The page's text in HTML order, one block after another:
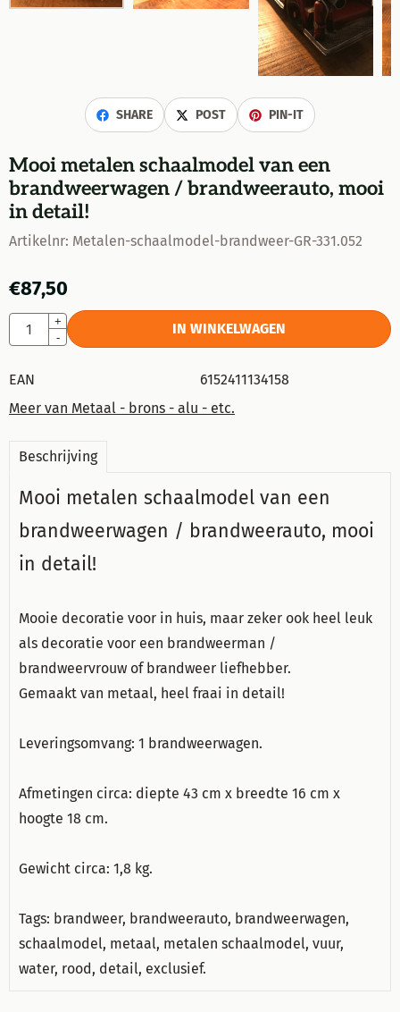
SHARE POST PIN-IT
Mooi metalen schaalmodel van een
brandweerwagen / brandweerauto, mooi
in detail!
Artikelnr: Metalen-schaalmodel-brandweer-GR-331.052
€87,50
Aantal
+
-
IN WINKELWAGEN
EAN
6152411134158
Meer van Metaal - brons - alu - etc.
Beschrijving
Mooi metalen schaalmodel van een
brandweerwagen / brandweerauto, mooi
in detail!
Mooie decoratie voor in huis, maar zeker ook heel leuk
als decoratie voor een brandweerman /
brandweervrouw of brandweer liefhebber.
Gemaakt van metaal, heel fraai in detail!
Leveringsomvang: 1 brandweerwagen.
Afmetingen circa: diepte 43 cm x breedte 16 cm x
hoogte 18 cm.
Gewicht circa: 1,8 kg.
Tags: brandweer, brandweerauto, brandweerwagen,
schaalmodel, metaal, metalen schaalmodel, vuur,
water, rood, detail, exclusief.